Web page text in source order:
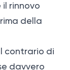
rinnovo
della
contrario di
davvero